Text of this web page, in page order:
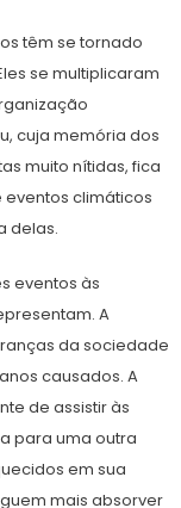
têm se tornado
se multiplicaram
cuja memória dos
muito nítidas, fica
climáticos
delas.
eventos às
A
da sociedade
causados. A
de assistir às
para uma outra
em sua
mais absorver